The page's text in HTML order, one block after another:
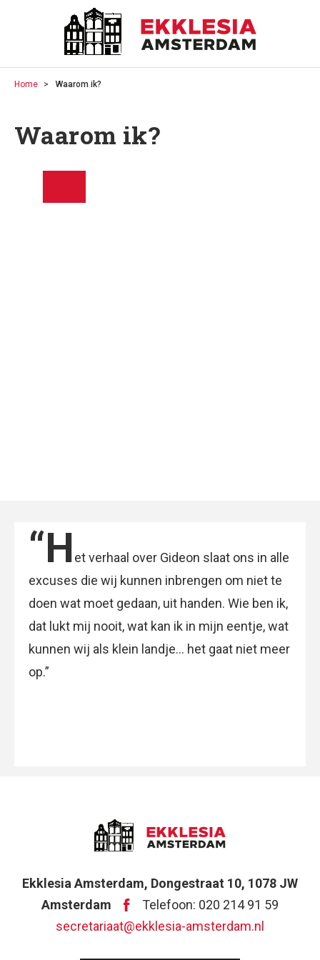
Home Waarom ik?
Waarom ik?
“Het verhaal over Gideon slaat ons in alle
excuses die wij kunnen inbrengen om niet te
doen wat moet gedaan, uit handen. Wie ben ik,
dat lukt mij nooit, wat kan ik in mijn eentje, wat
kunnen wij als klein landje… het gaat niet meer
op.”
Ekklesia Amsterdam, Dongestraat 10, 1078 JW
Amsterdam
Telefoon: 020 214 91 59
secretariaat@ekklesia-amsterdam.nl